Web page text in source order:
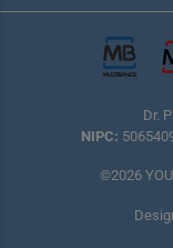
Dr.
NIPC:
©2026